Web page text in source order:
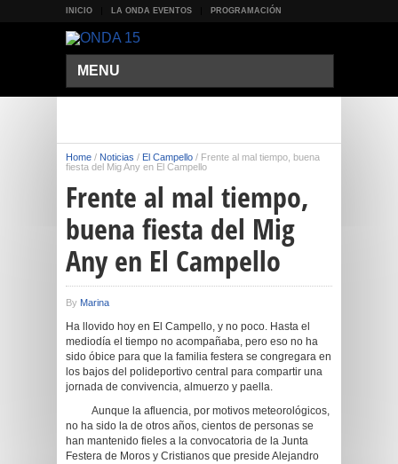
INICIO LA ONDA EVENTOS PROGRAMACIÓN
MENU
Home / Noticias / El Campello / Frente al mal tiempo, buena
fiesta del Mig Any en El Campello
Frente al mal tiempo,
buena fiesta del Mig
Any en El Campello
By Marina
Ha llovido hoy en El Campello, y no poco. Hasta el
mediodía el tiempo no acompañaba, pero eso no ha
sido óbice para que la familia festera se congregara en
los bajos del polideportivo central para compartir una
jornada de convivencia, almuerzo y paella.
Aunque la afluencia, por motivos meteorológicos,
no ha sido la de otros años, cientos de personas se
han mantenido fieles a la convocatoria de la Junta
Festera de Moros y Cristianos que preside Alejandro